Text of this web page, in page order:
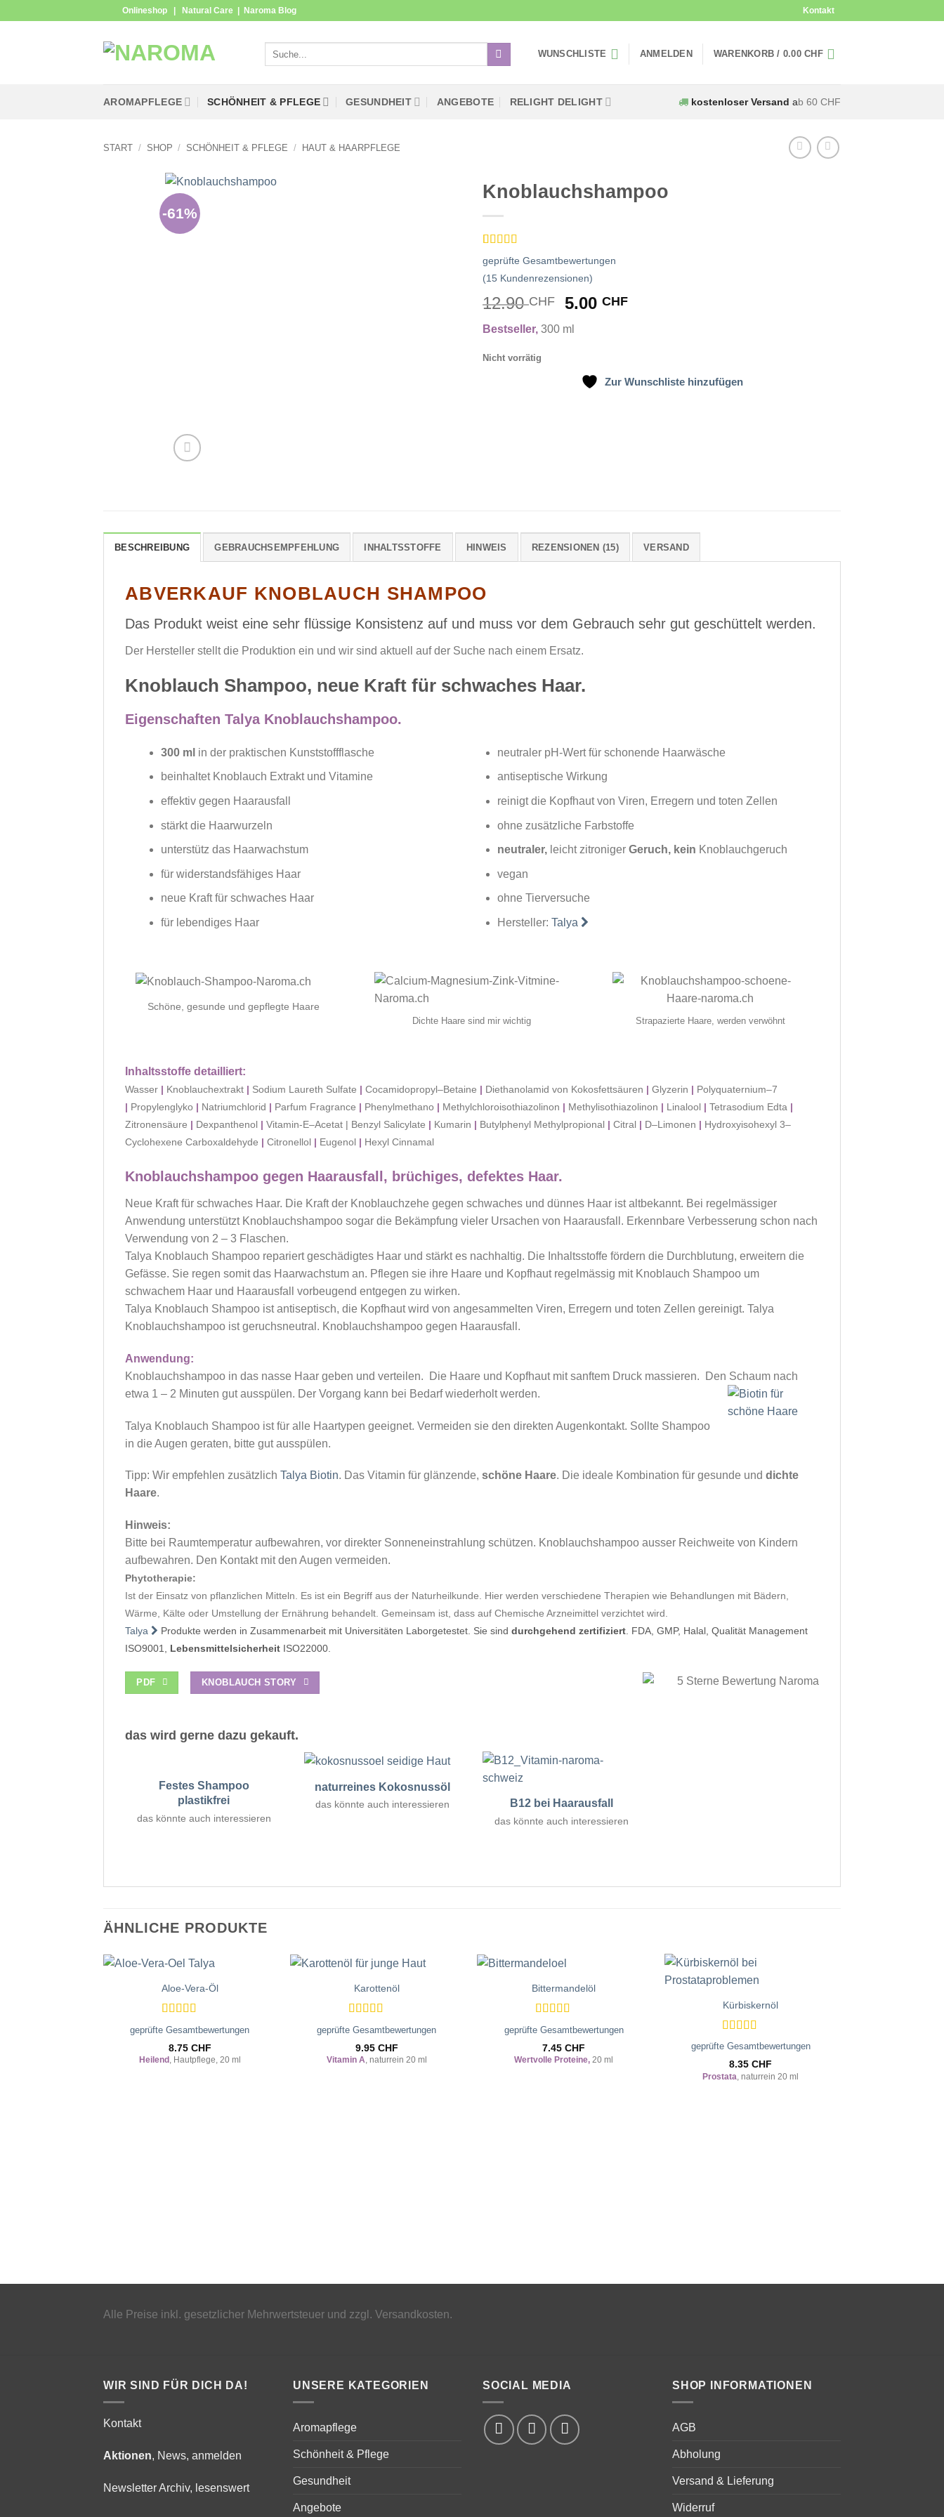
Onlineshop | Natural Care | Naroma Blog Kontakt
WUNSCHLISTE ANMELDEN WARENKORB / 0.00CHF
AROMAPFLEGE SCHÖNHEIT & PFLEGE GESUNDHEIT ANGEBOTE RELIGHT DELIGHT kostenloser Versand ab 60 CHF
START / SHOP / SCHÖNHEIT & PFLEGE / HAUT & HAARPFLEGE
-61%
Knoblauchshampoo
Bewertet
mit5von 5,
basierend
Kundenbewertungen
geprüfte Gesamtbewertungen
(15 Kundenrezensionen)
12.90CHF
Ursprünglicher
war:
5.00CHFAktueller
Bestseller, 300 ml
Nicht vorrätig
Zur Wunschliste hinzufügen
BESCHREIBUNG GEBRAUCHSEMPFEHLUNG INHALTSSTOFFE HINWEIS REZENSIONEN (15) VERSAND
ABVERKAUF KNOBLAUCH SHAMPOO
Das Produkt weist eine sehr flüssige Konsistenz auf und muss vor dem Gebrauch sehr gut geschüttelt werden.
Der Hersteller stellt die Produktion ein und wir sind aktuell auf der Suche nach einem Ersatz.
Knoblauch Shampoo, neue Kraft für schwaches Haar.
Eigenschaften Talya Knoblauchshampoo.
300 ml in der praktischen Kunststoffflasche
beinhaltet Knoblauch Extrakt und Vitamine
effektiv gegen Haarausfall
stärkt die Haarwurzeln
unterstütz das Haarwachstum
für widerstandsfähiges Haar
neue Kraft für schwaches Haar
für lebendiges Haar
neutraler pH-Wert für schonende Haarwäsche
antiseptische Wirkung
reinigt die Kopfhaut von Viren, Erregern und toten Zellen
ohne zusätzliche Farbstoffe
neutraler,leicht zitronigerGeruch, kein Knoblauchgeruch
vegan
ohne Tierversuche
Hersteller: Talya
Schöne, gesunde und gepflegte Haare
Dichte Haare sind mir wichtig Strapazierte Haare, werden verwöhnt
Inhaltsstoffe detailliert:
Wasser | Knoblauchextrakt | Sodium Laureth Sulfate | Cocamidopropyl–Betaine | Diethanolamid von Kokosfettsäuren | Glyzerin | Polyquaternium–7
| Propylenglyko | Natriumchlorid | Parfum Fragrance | Phenylmethano | Methylchloroisothiazolinon | Methylisothiazolinon | Linalool | Tetrasodium Edta |
Zitronensäure | Dexpanthenol | Vitamin-E–Acetat | Benzyl Salicylate | Kumarin | Butylphenyl Methylpropional | Citral | D–Limonen | Hydroxyisohexyl 3–
Cyclohexene Carboxaldehyde | Citronellol | Eugenol | Hexyl Cinnamal
Knoblauchshampoo gegen Haarausfall, brüchiges, defektes Haar.
Neue Kraft für schwaches Haar. Die Kraft der Knoblauchzehe gegen schwaches und dünnes Haar ist altbekannt. Bei regelmässiger
Anwendung unterstützt Knoblauchshampoo sogar die Bekämpfung vieler Ursachen von Haarausfall. Erkennbare Verbesserung schon nach
Verwendung von 2 – 3 Flaschen.
Talya Knoblauch Shampoo repariert geschädigtes Haar und stärkt es nachhaltig. Die Inhaltsstoffe fördern die Durchblutung, erweitern die
Gefässe. Sie regen somit das Haarwachstum an. Pflegen sie ihre Haare und Kopfhaut regelmässig mit Knoblauch Shampoo um
schwachem Haar und Haarausfall vorbeugend entgegen zu wirken.
Talya Knoblauch Shampoo ist antiseptisch, die Kopfhaut wird von angesammelten Viren, Erregern und toten Zellen gereinigt. Talya
Knoblauchshampoo ist geruchsneutral. Knoblauchshampoo gegen Haarausfall.
Anwendung:
Knoblauchshampoo in das nasse Haar geben und verteilen. Die Haare und Kopfhaut mit sanftem Druck massieren. Den Schaum nach
etwa 1 – 2 Minuten gut ausspülen. Der Vorgang kann bei Bedarf wiederholt werden.
Talya Knoblauch Shampoo ist für alle Haartypen geeignet. Vermeiden sie den direkten Augenkontakt. Sollte Shampoo
in die Augen geraten, bitte gut ausspülen.
Tipp: Wir empfehlen zusätzlich Talya Biotin. Das Vitamin für glänzende, schöne Haare. Die ideale Kombination für gesunde und dichte
Haare.
Hinweis:
Bitte bei Raumtemperatur aufbewahren, vor direkter Sonneneinstrahlung schützen. Knoblauchshampoo ausser Reichweite von Kindern
aufbewahren. Den Kontakt mit den Augen vermeiden.
Phytotherapie:
Ist der Einsatz von pflanzlichen Mitteln. Es ist ein Begriff aus der Naturheilkunde . Hier werden verschiedene Therapien wie Behandlungen mit Bädern,
Wärme, Kälte oder Umstellung der Ernährung behandelt. Gemeinsam ist, dass auf Chemische Arzneimittel verzichtet wird.
Talya
Produkte werden in Zusammenarbeit mit Universitäten Laborgetestet. Sie sind durchgehend zertifiziert . FDA, GMP, Halal, Qualität Management
ISO9001, Lebensmittelsicherheit ISO22000.
PDF KNOBLAUCH STORY
das wird gerne dazu gekauft.
Festes Shampoo
plastikfrei
das könnte auch interessieren
naturreines Kokosnussöl
das könnte auch interessieren B12 bei Haarausfall
das könnte auch interessieren
ÄHNLICHE PRODUKTE
Aloe-Vera-Öl
Bewertet
mit5von 5
geprüfte Gesamtbewertungen
8.75 CHF
Heilend , Hautpflege, 20 ml
Karottenöl
Bewertet
mit5von 5
geprüfte Gesamtbewertungen
9.95 CHF
Vitamin A , naturrein 20 ml
Bittermandelöl
Bewertet
mit5von 5
geprüfte Gesamtbewertungen
7.45CHF
Wertvolle Proteine, 20 ml
Kürbiskernöl
Bewertet
mit5von 5
geprüfte Gesamtbewertungen
8.35CHF
Prostata , naturrein 20 ml
Alle Preise inkl. gesetzlicher Mehrwertsteuer und zzgl. Versandkosten.
WIR SIND FÜR DICH DA!
Kontakt
Aktionen, News, anmelden
Newsletter Archiv, lesenswert
UNSERE KATEGORIEN
Aromapflege
Schönheit & Pflege
Gesundheit
Angebote
SOCIAL MEDIA SHOP INFORMATIONEN
AGB
Abholung
Versand & Lieferung
Widerruf